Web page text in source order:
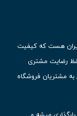
هست که کیفیت
حفظ رضایت مشتری
مشتریان فروشگاه